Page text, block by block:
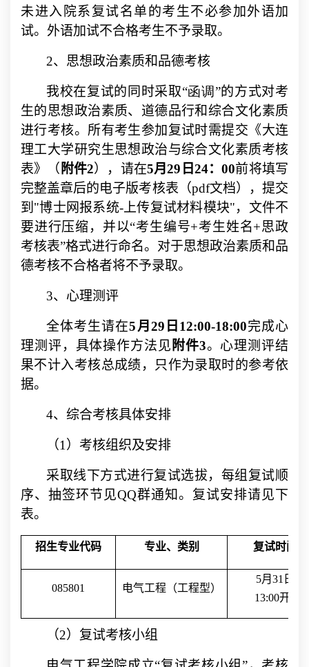
未进入院系复试名单的考生不必参加外语加
试。外语加试不合格考生不予录取。
2、思想政治素质和品德考核
我校在复试的同时采取“函调”的方式对考
生的思想政治素质、道德品行和综合文化素质
进行考核。所有考生参加复试时需提交 《大连
理工大学研究生思想政治与综合文化素质考核
表》（ 附件2），请在5月29 日24：00前将填写
完整盖章后的电子版考核表（pdf文档），提交
到 "博士网报系统-上传复试材料模块"， 文件不
要进行压缩，并以“考生编号+考生姓名+思政
考核表”格式进行命名。对于思想政治素质和品
德考核不合格者将不予录取。
3、心理测评
全体考生请在5月 29 日 12:00-18:00完成心
理测评，具体操作方法见 附件3。心理测评结
果不计入考核总成绩，只作为录取时的参考依
据。
4、综合考核具体安排
（1 ）考核组织及安排
采取线下方式进行复试选拔，每组复试顺
序、抽签环节见QQ群通知。复试安排请见下
表。
招生专业代码 专业、类别 复试时间
085801 电气工程（工程型）
5月 31 日
13:00开始
（2）复试考核小组